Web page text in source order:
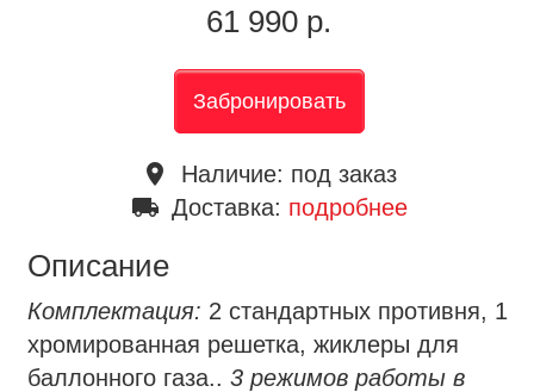
61 990 р.
Забронировать
place Наличие: под заказ
local_shipping Доставка: подробнее
Описание
Комплектация: 2 стандартных противня, 1
хромированная решетка, жиклеры для
баллонного газа.. 3 режимов работы в